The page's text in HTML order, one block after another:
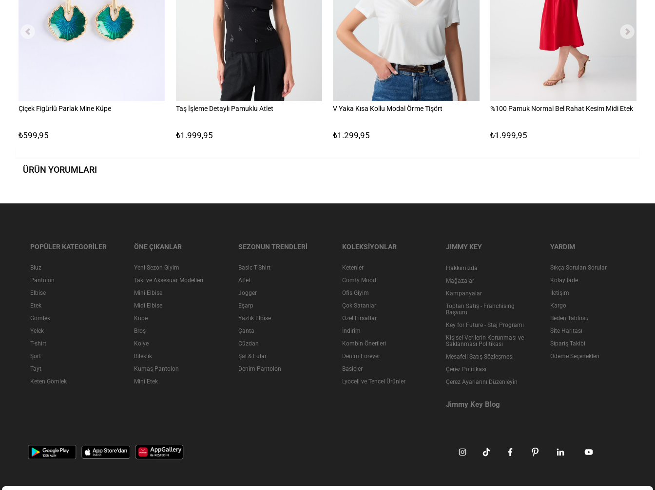
Çiçek Figürlü Parlak Mine Küpe
₺599,95
Taş İşleme Detaylı Pamuklu Atlet
₺1.999,95
V Yaka Kısa Kollu Modal Örme Tişört
₺1.299,95
%100 Pamuk Normal Bel Rahat Kesim Midi Etek
₺1.999,95
ÜRÜN YORUMLARI
POPÜLER KATEGORİLER
Bluz
Pantolon
Elbise
Etek
Gömlek
Yelek
T-shirt
Şort
Tayt
Keten Gömlek
ÖNE ÇIKANLAR
Yeni Sezon Giyim
Takı ve Aksesuar Modelleri
Mini Elbise
Midi Elbise
Küpe
Broş
Kolye
Bileklik
Kumaş Pantolon
Mini Etek
SEZONUN TRENDLERİ
Basic T-Shirt
Atlet
Jogger
Eşarp
Yazlık Elbise
Çanta
Cüzdan
Şal & Fular
Denim Pantolon
KOLEKSİYONLAR
Ketenler
Comfy Mood
Ofis Giyim
Çok Satanlar
Özel Fırsatlar
İndirim
Kombin Önerileri
Denim Forever
Basicler
Lyocell ve Tencel Ürünler
JIMMY KEY
Hakkımızda
Mağazalar
Kampanyalar
Toptan Satış - Franchising
Başvuru
Key for Future - Staj Programı
Kişisel Verilerin Korunması ve
Saklanması Politikası
Mesafeli Satış Sözleşmesi
Çerez Politikası
Çerez Ayarlarını Düzenleyin
Jimmy Key Blog
YARDIM
Sıkça Sorulan Sorular
Kolay İade
İletişim
Kargo
Beden Tablosu
Site Haritası
Sipariş Takibi
Ödeme Seçenekleri